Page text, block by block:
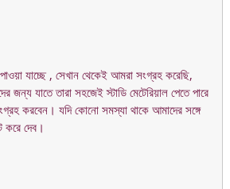
যাচ্ছে , সেখান থেকেই আমরা সংগ্রহ করেছি,
যাতে তারা সহজেই স্টাডি মেটেরিয়াল পেতে পারে
করবেন। যদি কোনো সমস্যা থাকে আমাদের সঙ্গে
দেব।